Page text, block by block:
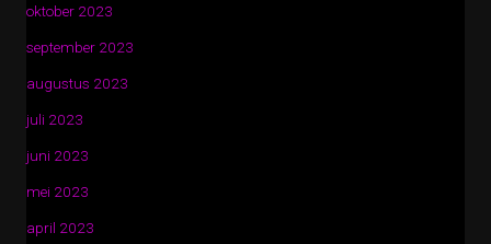
oktober 2023
september 2023
augustus 2023
juli 2023
juni 2023
mei 2023
april 2023